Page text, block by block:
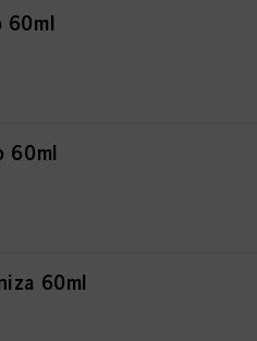
60ml
60ml
60ml